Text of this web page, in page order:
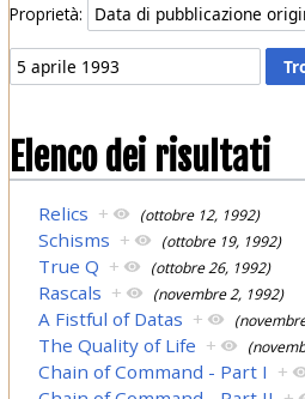
Proprietà:
Elenco dei risultati
Relics + (ottobre 12, 1992)
Schisms + (ottobre 19, 1992)
True Q + (ottobre 26, 1992)
Rascals + (novembre 2, 1992)
A Fistful of Datas +
The Quality of Life +
Chain of Command - Part I +